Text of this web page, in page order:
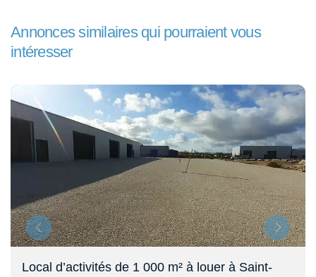
Annonces similaires qui pourraient vous
intéresser
Local d’activités de 1 000 m² à louer à Saint-